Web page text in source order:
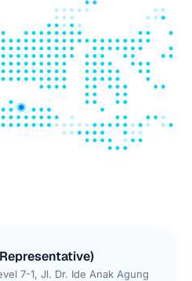
7-1, Jl. Dr. Ide Anak Agung